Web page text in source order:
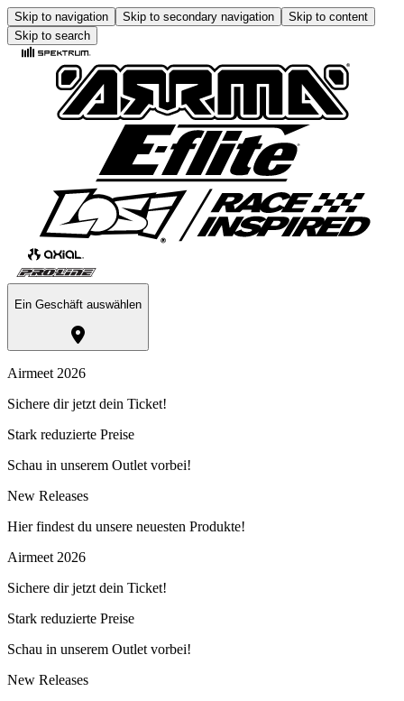
Skip to navigation Skip to secondary navigation
Skip to content
Skip to search
Ein Geschäft auswählen
Airmeet 2026
Sichere dir jetzt dein Ticket!
Stark reduzierte Preise
Schau in unserem Outlet vorbei!
New Releases
Hier findest du unsere neuesten Produkte!
Airmeet 2026
Sichere dir jetzt dein Ticket!
Stark reduzierte Preise
Schau in unserem Outlet vorbei!
New Releases